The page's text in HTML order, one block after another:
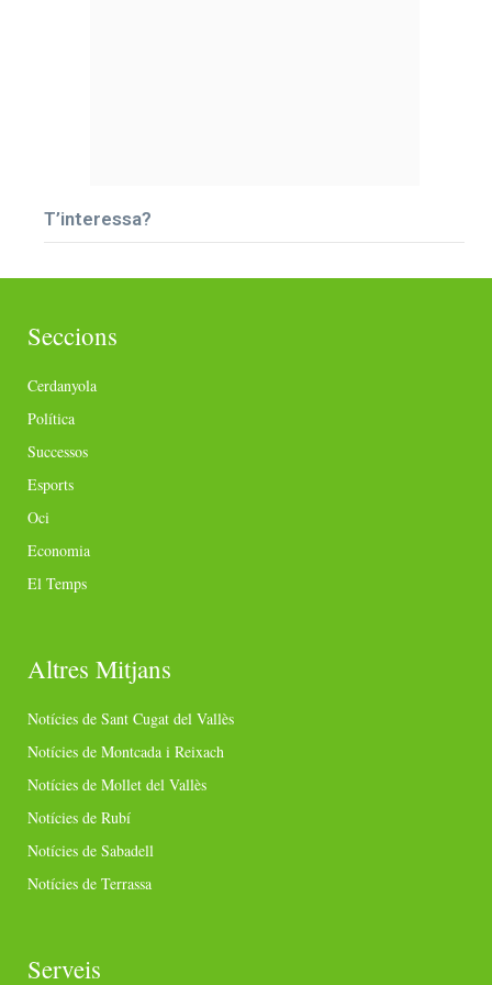
T’interessa?
Seccions
Cerdanyola
Política
Successos
Esports
Oci
Economia
El Temps
Altres Mitjans
Notícies de Sant Cugat del Vallès
Notícies de Montcada i Reixach
Notícies de Mollet del Vallès
Notícies de Rubí
Notícies de Sabadell
Notícies de Terrassa
Serveis